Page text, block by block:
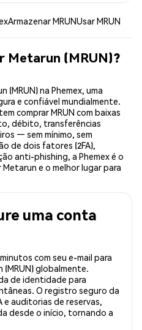
Armazenar MRUNUsar MRUN
Metarun (MRUN)?
(MRUN) na Phemex, uma
e confiável mundialmente.
comprar MRUN com baixas
débito, transferências
— sem mínimo, sem
de dois fatores (2FA),
anti-phishing, a Phemex é o
e o melhor lugar para
uma conta
com seu e-mail para
(MRUN) globalmente.
de identidade para
O registro seguro da
e auditorias de reservas,
desde o início, tornando a